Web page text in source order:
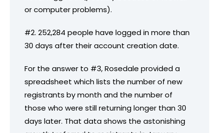
or computer problems).
#2. 252,284 people have logged in more than
30 days after their account creation date.
For the answer to #3, Rosedale provided a
spreadsheet which lists the number of new
registrants by month and the number of
those who were still returning longer than 30
days later. That data shows the astonishing